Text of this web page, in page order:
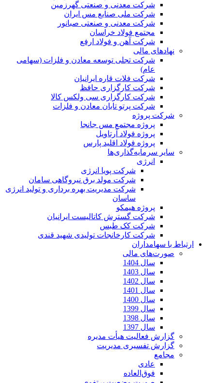
شرکت معدنی و صنعتی گهرزمین
شرکت ملی صنایع مس ایران
شرکت معدنی و صنعتی صبانور
مجتمع فولاد خراسان
شرکت آهن و فولاد ارفع
نهادهای مالی
شرکت تجلی توسعه معادن و فلزات (سهامی
عام)
شرکت فلات قاره ایرانیان
شرکت کارگزاری حافظ
شرکت کارگزاری سی ولکس کالا
شرکت پرتو تابان معادن و فلزات
شرکت پروژه
پروژه مجتمع مس جانجا
پروژه فولاد آرتاویل
پروژه فولاد اقلید پارس
سایر سرمایه‌گذاری‌ها
انرژی
شرکت پویا انرژی
شرکت مولد برق نیروگاهی سامان
شرکت مدیریت بهره برداری و تولید انرژی
ساسان
پروژه هیمکو
شرکت گسترش کاتالیست ایرانیان
شرکت کک طبس
شرکت کارخانجات تولیدی شهید قندی
ارتباط با سهامداران
صورت‌های مالی
سال 1404
سال 1403
سال 1402
سال 1401
سال 1400
سال 1399
سال 1398
سال 1397
گزارش فعالیت هیأت مدیره
گزارش تفسیری مدیریت
مجامع
عادی
فوق‌العاده